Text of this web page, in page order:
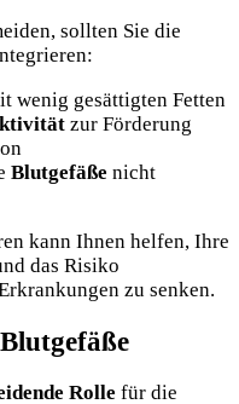
sollten Sie die
wenig gesättigten Fetten
zur Förderung
Blutgefäße nicht
kann Ihnen helfen, Ihre
das Risiko
zu senken.
Rolle für die